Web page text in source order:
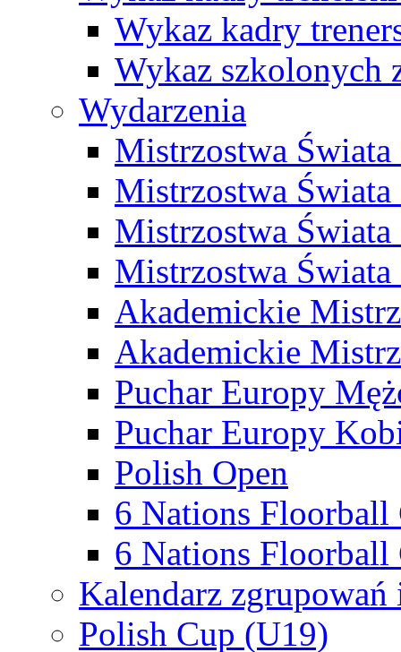
Wykaz kadry
Wykaz szkolonych
Wydarzenia
Mistrzostwa
Mistrzostwa
Mistrzostwa
Mistrzostwa
Akademickie
Akademickie
Puchar Europy
Puchar Europy
Polish Open
6 Nations Floorball
6 Nations Floorball
Kalendarz
Polish Cup (U19)